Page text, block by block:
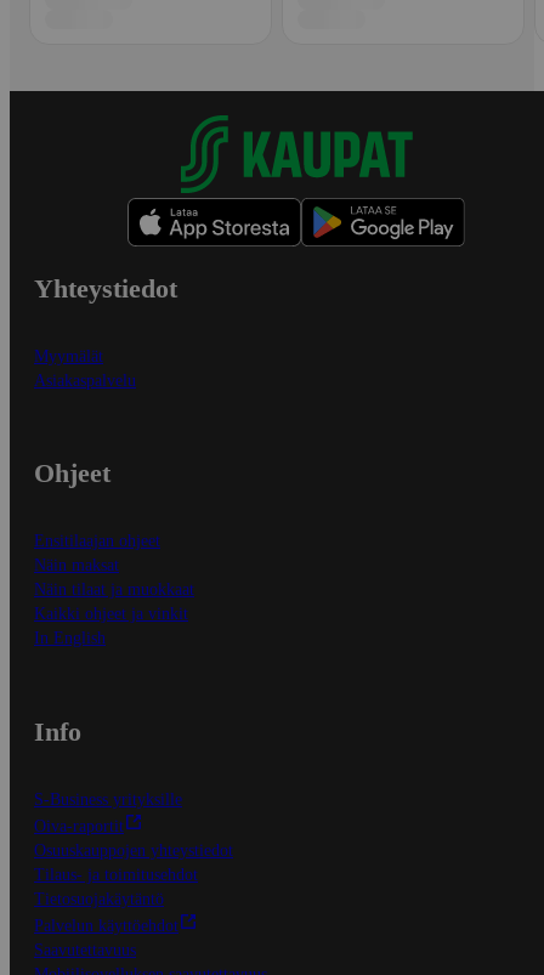
Yhteystiedot
Myymälät
Asiakaspalvelu
Ohjeet
Ensitilaajan ohjeet
Näin maksat
Näin tilaat ja muokkaat
Kaikki ohjeet ja vinkit
In English
Info
S-Business yrityksille
Oiva-raportit
Osuuskauppojen yhteystiedot
Tilaus- ja toimitusehdot
Tietosuojakäytäntö
Palvelun käyttöehdot
Saavutettavuus